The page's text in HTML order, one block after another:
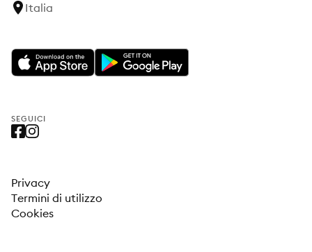
Italia
SEGUICI
Privacy
Termini di utilizzo
Cookies